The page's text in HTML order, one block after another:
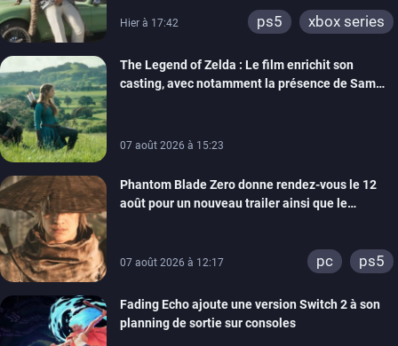
Hier à 17:42 ps5 xbox series
The Legend of Zelda : Le film enrichit son
casting, avec notamment la présence de Sam
07 août 2026 à 15:23
Phantom Blade Zero donne rendez-vous le 12
août pour un nouveau trailer ainsi que le
07 août 2026 à 12:17 pc ps5
Fading Echo ajoute une version Switch 2 à son
planning de sortie sur consoles